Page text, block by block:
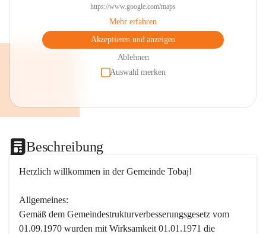
https://www.google.com/maps
Mehr erfahren
Akzeptieren und anzeigen
Ablehnen
Auswahl merken
Beschreibung
Herzlich willkommen in der Gemeinde Tobaj!
Allgemeines:
Gemäß dem Gemeindestrukturverbesserungsgesetz vom
01.09.1970 wurden mit Wirksamkeit 01.01.1971 die